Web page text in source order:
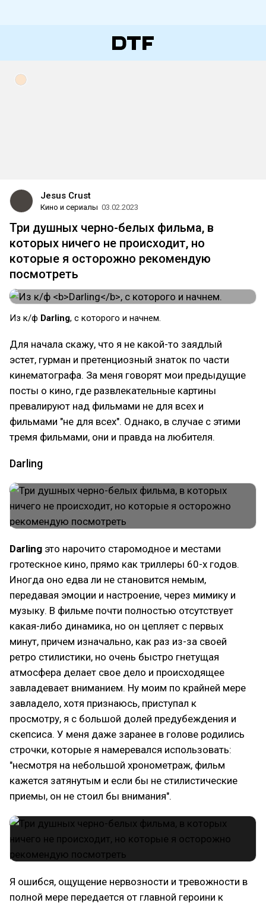
Jesus Crust
Кино и сериалы 03.02.2023
Три душных черно-белых фильма, в
которых ничего не происходит, но
которые я осторожно рекомендую
посмотреть
Из к/ф Darling, с которого и начнем.
Для начала скажу, что я не какой-то заядлый
эстет, гурман и претенциозный знаток по части
кинематографа. За меня говорят мои предыдущие
посты о кино, где развлекательные картины
превалируют над фильмами не для всех и
фильмами "не для всех". Однако, в случае с этими
тремя фильмами, они и правда на любителя.
Darling
Darling это нарочито старомодное и местами
гротескное кино, прямо как триллеры 60-х годов.
Иногда оно едва ли не становится немым,
передавая эмоции и настроение, через мимику и
музыку. В фильме почти полностью отсутствует
какая-либо динамика, но он цепляет с первых
минут, причем изначально, как раз из-за своей
ретро стилистики, но очень быстро гнетущая
атмосфера делает свое дело и происходящее
завладевает вниманием. Ну моим по крайней мере
завладело, хотя признаюсь, приступал к
просмотру, я с большой долей предубеждения и
скепсиса. У меня даже заранее в голове родились
строчки, которые я намеревался использовать:
"несмотря на небольшой хронометраж, фильм
кажется затянутым и если бы не стилистические
приемы, он не стоил бы внимания".
Я ошибся, ощущение нервозности и тревожности в
полной мере передается от главной героини к